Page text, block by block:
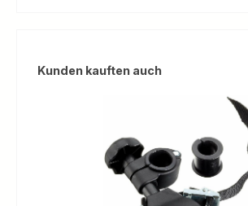
Produktgalerie überspringen
Kunden kauften auch